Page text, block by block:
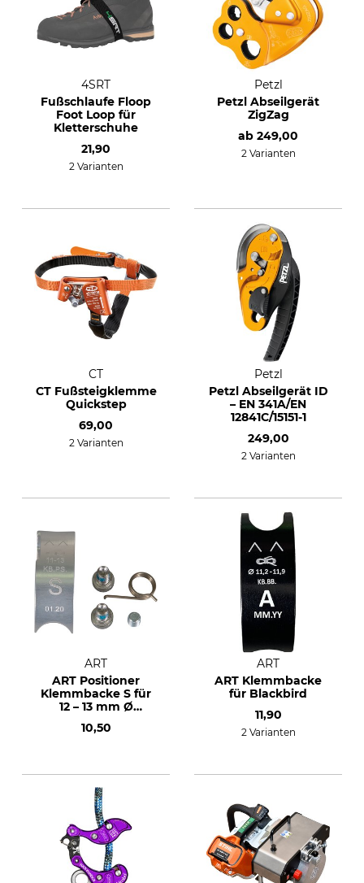
4SRT
Fußschlaufe Floop
Foot Loop für
Kletterschuhe
21,90
2 Varianten
Petzl
Petzl Abseilgerät
ZigZag
ab 249,00
2 Varianten
CT
CT Fußsteigklemme
Quickstep
69,00
2 Varianten
Petzl
Petzl Abseilgerät ID
– EN 341A/EN
12841C/15151-1
249,00
2 Varianten
ART
ART Positioner
Klemmbacke S für
12 – 13 mm Ø
10,50
ART
ART Klemmbacke
für Blackbird
11,90
2 Varianten